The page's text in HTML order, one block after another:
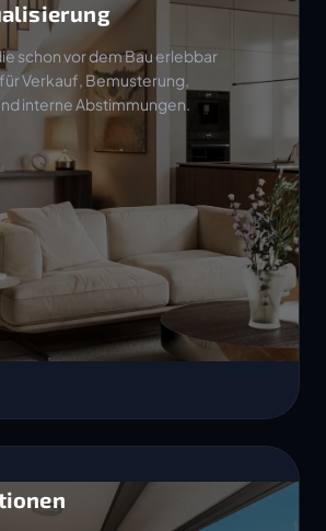
schon vor dem Bau erlebbar
Verkauf, Bemusterung,
interne Abstimmungen.